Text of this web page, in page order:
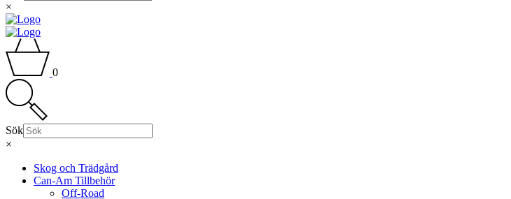
×
0
Sök
×
Skog och Trädgård
Can-Am Tillbehör
Off-Road